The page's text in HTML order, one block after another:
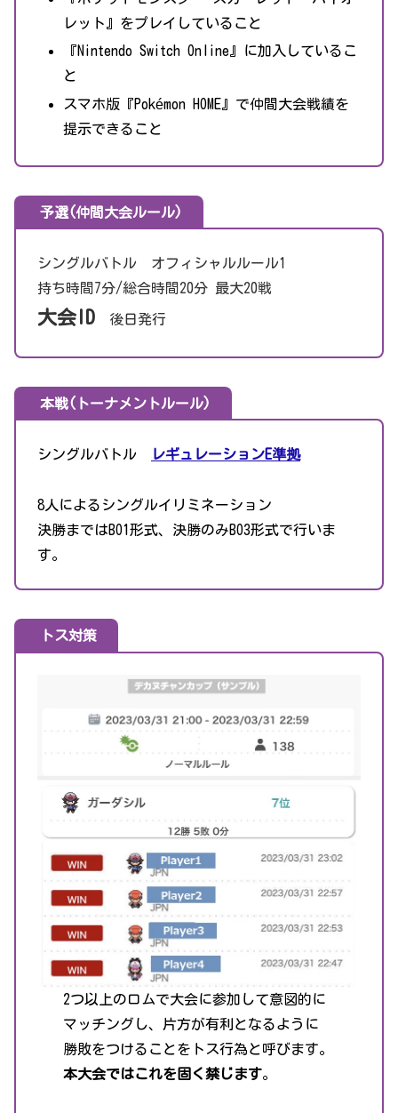
レット』をプレイしていること
『Nintendo Switch Online』に加入しているこ
と
スマホ版『Pokémon HOME』で仲間大会戦績を
提示できること
予選(仲間大会ルール)
シングルバトル オフィシャルルール1
持ち時間7分/総合時間20分 最大20戦
大会ID 後日発行
本戦(トーナメントルール)
シングルバトル レギュレーションE準拠
8人によるシングルイリミネーション
決勝まではBO1形式、決勝のみBO3形式で行いま
す。
トス対策
2つ以上のロムで大会に参加して意図的に
マッチングし、片方が有利となるように
勝敗をつけることをトス行為と呼びます。
本大会ではこれを固く禁じます。